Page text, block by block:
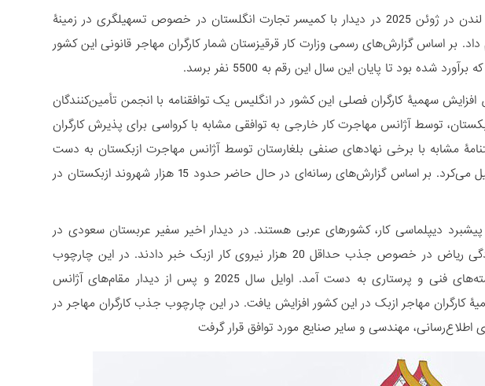
معاون نخست‌وزیر قرقیزستان نیز در سفر اروپایی خود به لندن در ژوئن 2025 در دیدار با کمیسر تجارت انگلستان در خصوص تسهیلگری در زمینۀ
بر اساس گزارش‌های رسمی وزارت کار قرقیزستان شمار کارگران مهاجر قانونی این کشور
در خصوص افزایش سهمیۀ کارگران فصلی این کشور در انگلیس یک توافقنامه با انجمن تأمین‌کنندگان
کار انگلستان امضا کرده بود. در مارس سال 2025 ازبکستان، توسط آژانس مهاجرت کار خارجی به توافقی مشابه با کرواسی برای پذیرش کارگران
مشابه با برخی نهادهای صنفی بلغارستان توسط آژانس مهاجرت ازبکستان به دست
آمد که جذب شهروندان ازبک به بازار کار این کشور را تسهیل می‌کرد. بر اساس گزارش‌های رسانه‌ای در حال حاضر حدود 15 هزار شهروند ازبکستان در
دیپلماسی کار، کشورهای عربی هستند. در دیدار اخیر سفیر عربستان سعودی در
تاشکند با وزیر کار و کاهش فقر ازبکستان دو طرف از آمادگی ریاض در خصوص جذب حداقل 20 هزار نیروی کار ازبک خبر دادند. در این چارچوب
توافق‌هایی در زمینۀ راه‌اندازی مراکز آموزشی در حوزۀ رشته‌های فنی و پرستاری به دست آمد. اوایل سال 2025 و پس از دیدار مقام‌های آژانس
کارگران مهاجر ازبک در این کشور افزایش یافت. در این چارچوب جذب کارگران مهاجر در
مهندسی و سایر صنایع مورد توافق قرار گرفت